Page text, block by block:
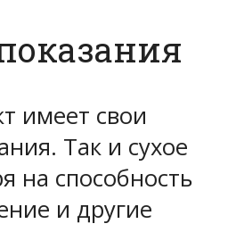
имеет свои
Так и сухое
на способность
и другие